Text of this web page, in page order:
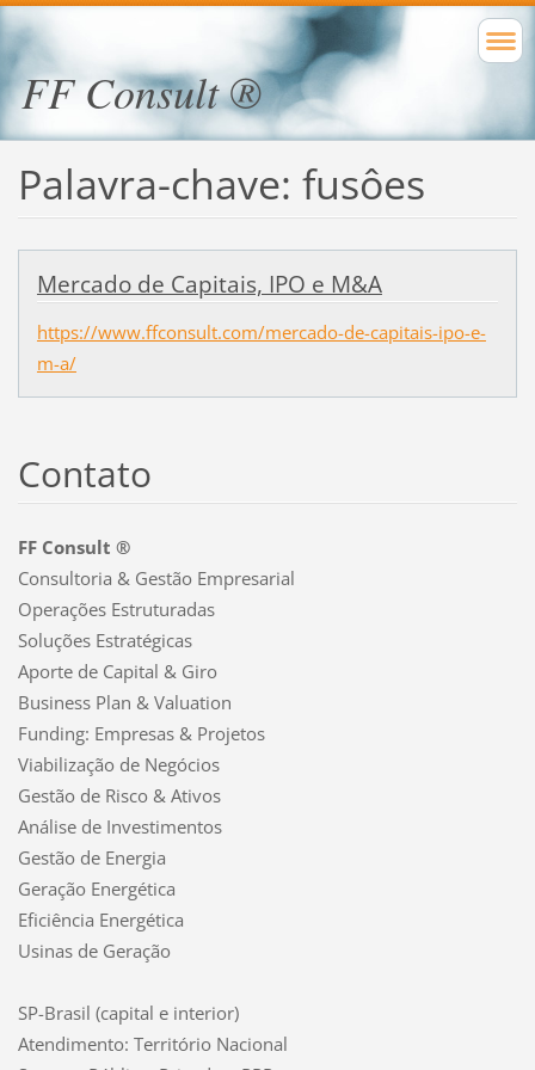
FF Consult ®
Palavra-chave: fusôes
Mercado de Capitais, IPO e M&A
https://www.ffconsult.com/mercado-de-capitais-ipo-e-
m-a/
Contato
FF Consult ®
Consultoria & Gestão Empresarial
Operações Estruturadas
Soluções Estratégicas
Aporte de Capital & Giro
Business Plan & Valuation
Funding: Empresas & Projetos
Viabilização de Negócios
Gestão de Risco & Ativos
Análise de Investimentos
Gestão de Energia
Geração Energética
Eficiência Energética
Usinas de Geração
SP-Brasil (capital e interior)
Atendimento: Território Nacional